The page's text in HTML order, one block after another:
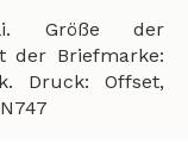
Größe der
der Briefmarke:
Druck: Offset,